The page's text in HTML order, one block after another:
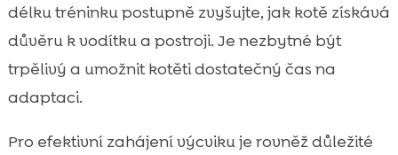
délku tréninku postupně zvyšujte, jak kotě získává
důvěru k vodítku a postroji. Je nezbytné být
trpělivý a umožnit kotěti dostatečný čas na
adaptaci.
Pro efektivní zahájení výcviku je rovněž důležité